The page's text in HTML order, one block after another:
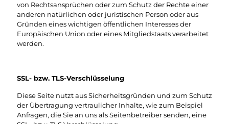
von Rechtsansprüchen oder zum Schutz der Rechte einer
anderen natürlichen oder juristischen Person oder aus
Gründen eines wichtigen öffentlichen Interesses der
Europäischen Union oder eines Mitgliedstaats verarbeitet
werden.
SSL- bzw. TLS-Verschlüsselung
Diese Seite nutzt aus Sicherheitsgründen und zum Schutz
der Übertragung vertraulicher Inhalte, wie zum Beispiel
Anfragen, die Sie an uns als Seitenbetreiber senden, eine